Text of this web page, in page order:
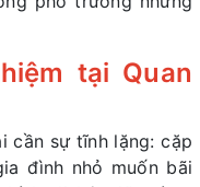
tại Quan
cần sự tĩnh lặng: cặp
đình nhỏ muốn bãi